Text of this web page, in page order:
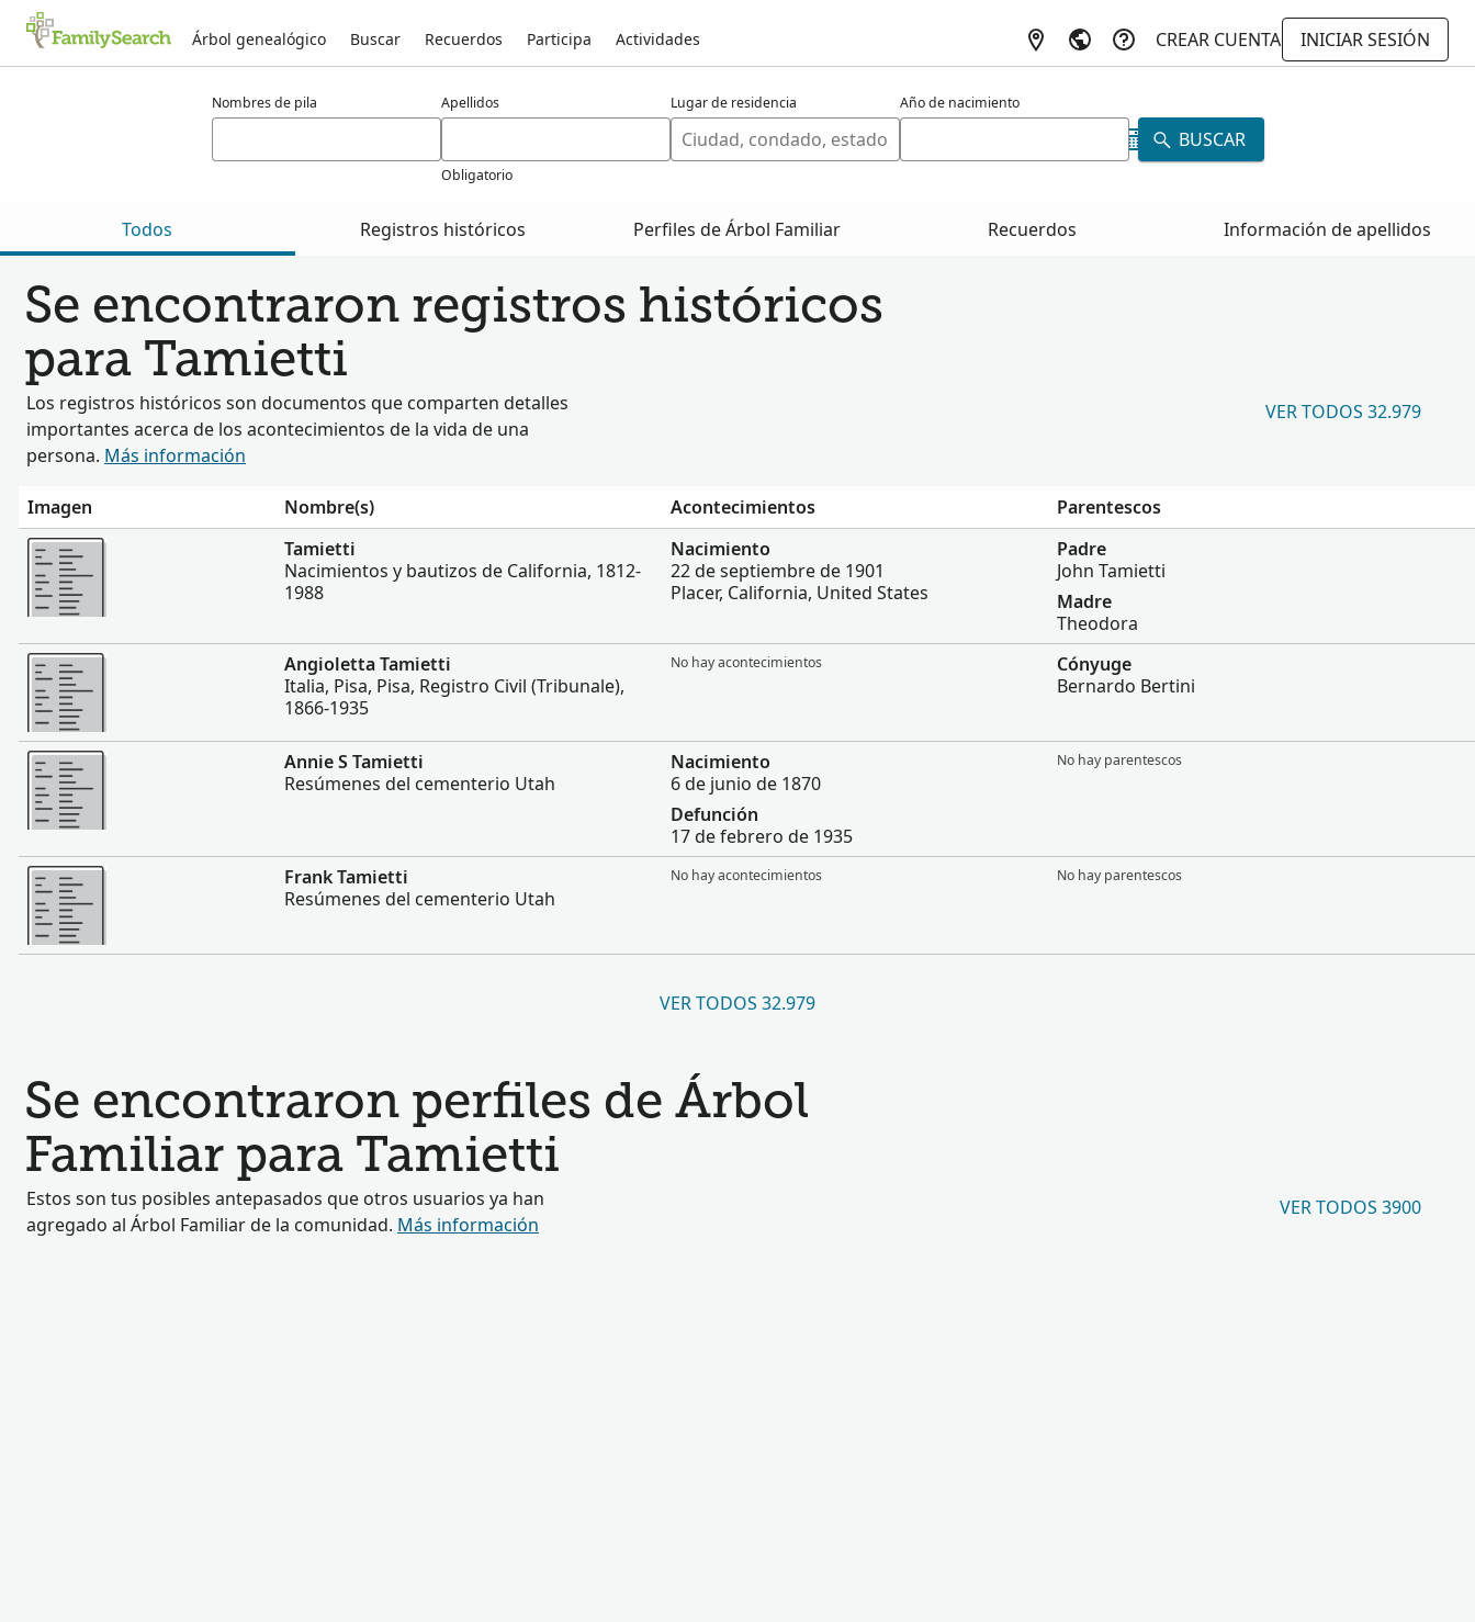
Árbol genealógico Buscar Recuerdos Participa Actividades CREAR CUENTA
INICIAR SESIÓN
Nombres de pila Apellidos
Obligatorio
Lugar de residencia Año de nacimiento
BUSCAR
Todos Registros históricos Perfiles de Árbol Familiar Recuerdos Información de apellidos
Se encontraron registros históricos
para Tamietti
Los registros históricos son documentos que comparten detalles
importantes acerca de los acontecimientos de la vida de una
persona. Más información
VER TODOS 32.979
Imagen Nombre(s) Acontecimientos
Parentescos
Más
Tamietti
Nacimientos y bautizos de California, 1812-
1988
Nacimiento
22 de septiembre de 1901
Placer, California, United States
Padre
John Tamietti
Madre
Theodora
Más
Angioletta Tamietti
Italia, Pisa, Pisa, Registro Civil (Tribunale),
1866-1935
No hay acontecimientos
Cónyuge
Bernardo Bertini
Más
Annie S Tamietti
Resúmenes del cementerio Utah
Nacimiento
6 de junio de 1870
Defunción
17 de febrero de 1935
No hay parentescos
Más
Frank Tamietti
Resúmenes del cementerio Utah
No hay acontecimientos No hay parentescos
VER TODOS 32.979
Se encontraron perfiles de Árbol
Familiar para Tamietti
Estos son tus posibles antepasados que otros usuarios ya han
agregado al Árbol Familiar de la comunidad. Más información
VER TODOS 3900